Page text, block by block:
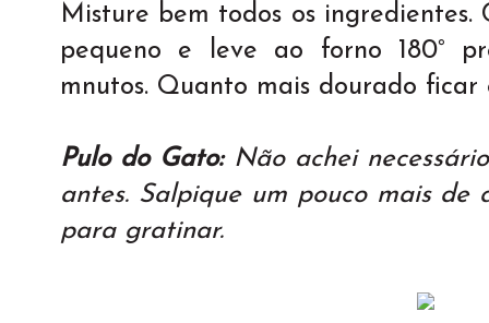
Misture bem todos os
pequeno e leve ao forno 180°
mnutos. Quanto mais dourado ficar
Pulo do Gato:Não achei
antes. Salpique um pouco mais de
para gratinar.